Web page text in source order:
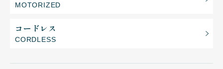
MOTORIZED
コードレス
CORDLESS